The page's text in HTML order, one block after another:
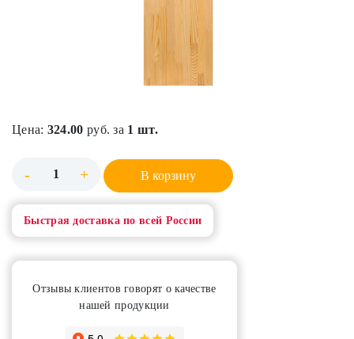
Цена: 324.00 руб. за 1 шт.
- + В корзину
Быстрая доставка по всей России
Отзывы клиентов говорят о качестве
нашей продукции